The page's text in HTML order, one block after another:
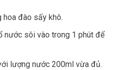
hoa đào sấy khô.
nước sôi vào trong 1 phút để
lượng nước 200ml vừa đủ.